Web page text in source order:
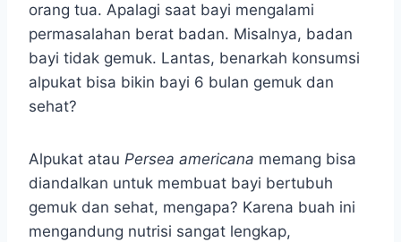
orang tua. Apalagi saat bayi mengalami
permasalahan berat badan. Misalnya, badan
bayi tidak gemuk. Lantas, benarkah konsumsi
alpukat bisa bikin bayi 6 bulan gemuk dan
sehat?
Alpukat atau Persea americana memang bisa
diandalkan untuk membuat bayi bertubuh
gemuk dan sehat, mengapa? Karena buah ini
mengandung nutrisi sangat lengkap,